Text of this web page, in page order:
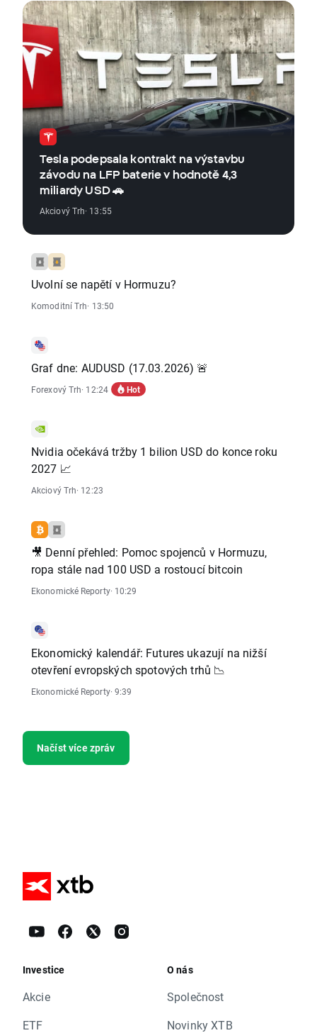
Tesla podepsala kontrakt na výstavbu
závodu na LFP baterie v hodnotě 4,3
miliardy USD 🚗
Akciový Trh· 13:55
Uvolní se napětí v Hormuzu?
Komoditní Trh· 13:50
Graf dne: AUDUSD (17.03.2026) 🚨
Forexový Trh· 12:24 Hot
Nvidia očekává tržby 1 bilion USD do konce roku
2027 📈
Akciový Trh· 12:23
🎥 Denní přehled: Pomoc spojenců v Hormuzu,
ropa stále nad 100 USD a rostoucí bitcoin
Ekonomické Reporty· 10:29
Ekonomický kalendář: Futures ukazují na nižší
otevření evropských spotových trhů 📉
Ekonomické Reporty· 9:39
Načíst více zpráv
Investice
Akcie
ETF
O nás
Společnost
Novinky XTB